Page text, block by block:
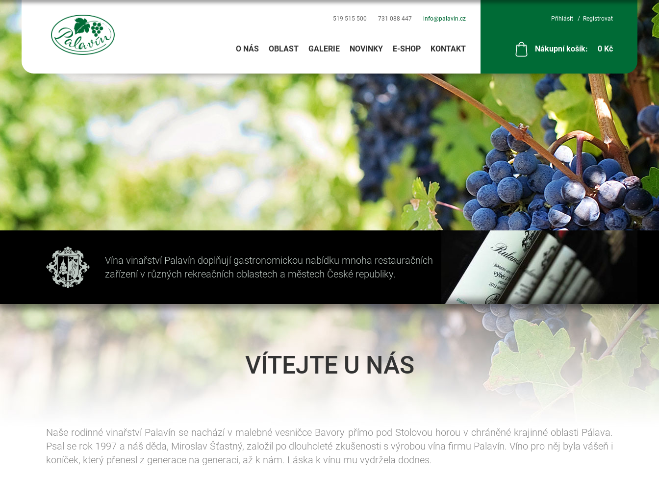
519 515 500 731 088 447 info@palavin.cz
O NÁS OBLAST GALERIE NOVINKY E-SHOP KONTAKT
Přihlásit Registrovat
Nákupní košík: 0 Kč
Vína vinařství Palavín doplňují gastronomickou nabídku mnoha restauračních
zařízení v různých rekreačních oblastech a městech České republiky.
VÍTEJTE U NÁS
Naše rodinné vinařství Palavín se nachází v malebné vesničce Bavory přímo pod Stolovou horou v chráněné krajinné oblasti Pálava.
Psal se rok 1997 a náš děda, Miroslav Šťastný, založil po dlouholeté zkušenosti s výrobou vína firmu Palavín. Víno pro něj byla vášeň i
koníček, který přenesl z generace na generaci, až k nám. Láska k vínu mu vydržela dodnes.